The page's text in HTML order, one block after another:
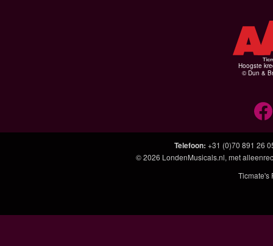
Hoogste
© Dun &
Telefoon: +31 (0)70 891 26
© 2026 LondenMusicals.nl, met
Ticmate's